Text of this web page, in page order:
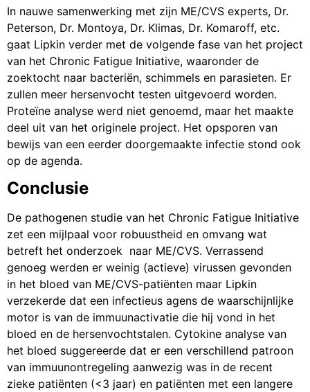
In nauwe samenwerking met zijn ME/CVS experts, Dr.
Peterson, Dr. Montoya, Dr. Klimas, Dr. Komaroff, etc.
gaat Lipkin verder met de volgende fase van het project
van het Chronic Fatigue Initiative, waaronder de
zoektocht naar bacteriën, schimmels en parasieten. Er
zullen meer hersenvocht testen uitgevoerd worden.
Proteïne analyse werd niet genoemd, maar het maakte
deel uit van het originele project. Het opsporen van
bewijs van een eerder doorgemaakte infectie stond ook
op de agenda.
Conclusie
De pathogenen studie van het Chronic Fatigue Initiative
zet een mijlpaal voor robuustheid en omvang wat
betreft het onderzoek naar ME/CVS. Verrassend
genoeg werden er weinig (actieve) virussen gevonden
in het bloed van ME/CVS-patiënten maar Lipkin
verzekerde dat een infectieus agens de waarschijnlijke
motor is van de immuunactivatie die hij vond in het
bloed en de hersenvochtstalen. Cytokine analyse van
het bloed suggereerde dat er een verschillend patroon
van immuunontregeling aanwezig was in de recent
zieke patiënten (<3 jaar) en patiënten met een langere